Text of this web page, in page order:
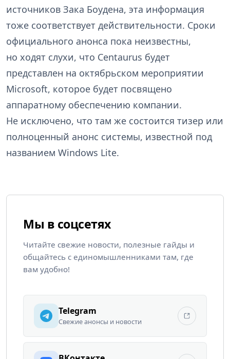
источников Зака Боудена, эта информация
тоже соответствует действительности. Сроки
официального анонса пока неизвестны,
но ходят слухи, что Centaurus будет
представлен на октябрьском мероприятии
Microsoft, которое будет посвящено
аппаратному обеспечению компании.
Не исключено, что там же состоится тизер или
полноценный анонс системы, известной под
названием Windows Lite.
Мы в соцсетях
Читайте свежие новости, полезные гайды и
общайтесь с единомышленниками там, где
вам удобно!
Telegram
Свежие анонсы и новости